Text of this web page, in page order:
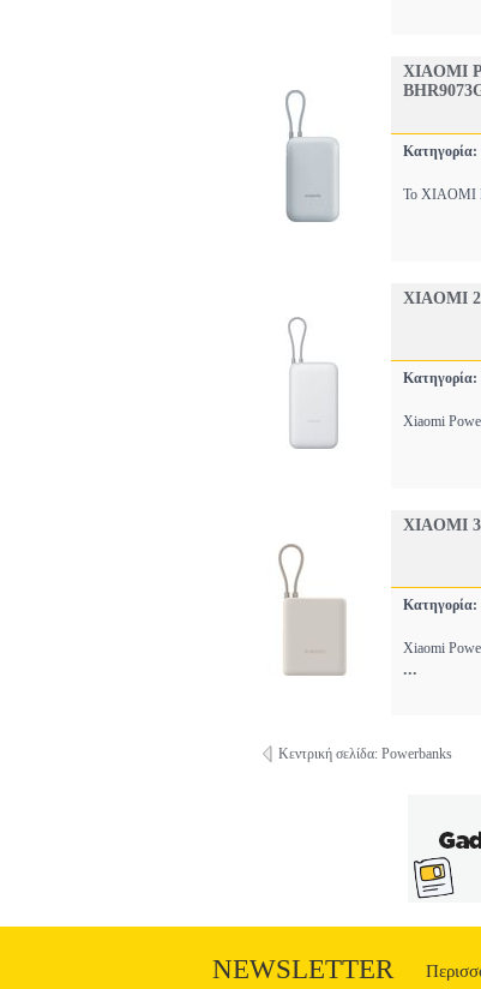
XIAOMI
Κατηγορία:
Το XIAOMI
XIAOMI
Κατηγορία:
Xiaomi
XIAOMI
Κατηγορία:
Xiaomi
...
Κεντρική σελίδα: Powerbanks
NEWSLETTER